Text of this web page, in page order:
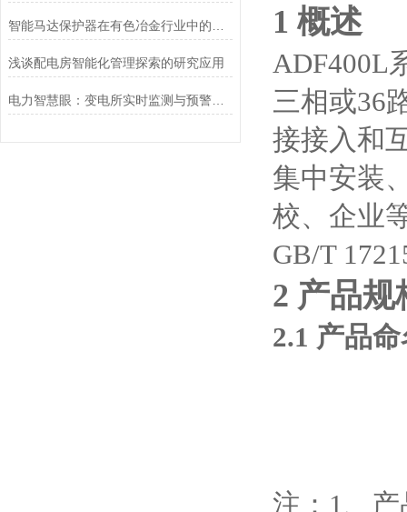
浅谈配电房智能化管理探索的研究应用
电力智慧眼：变电所实时监测与预警系统
1 概述
ADF400L
三相或36
接接入和
集中安装
校、企业
GB/T
2 产品规
2.1 产品
注：1、